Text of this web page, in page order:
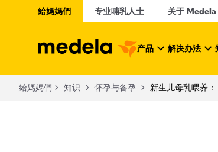
給媽媽們 专业哺乳人士 关于 Medela
产品 解决办法
給媽媽們 知识 怀孕与备孕 新生儿母乳喂养